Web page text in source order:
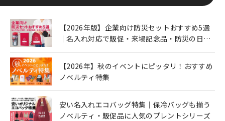
【2026年版】企業向け防災セットおすすめ5選
｜名入れ対応で販促・来場記念品・防災の日に
【2026年】秋のイベントにピッタリ！おすすめ
ノベルティ特集
安い名入れエコバッグ特集｜保冷バッグも揃う
ノベルティ・販促品に人気のプレントシリーズ